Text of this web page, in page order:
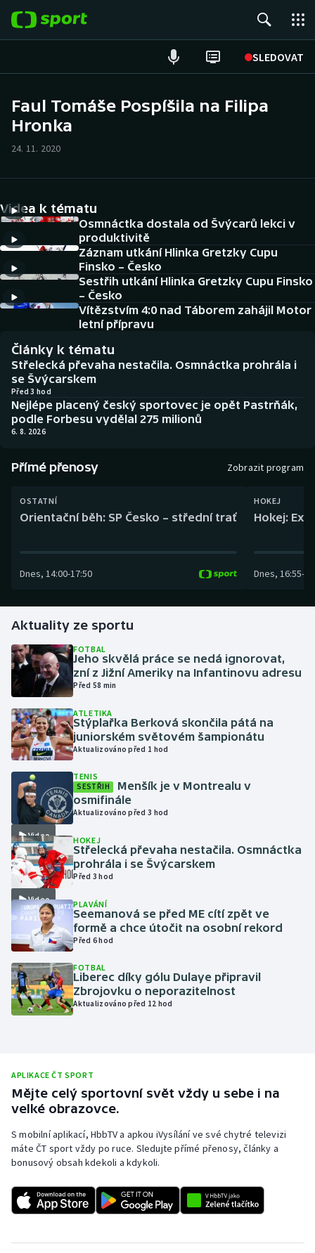
SLEDOVAT
Hokej
Cyklistika
DALŠÍ SPORTY
Americký fotbal
Baseball a softbal
Basketbal
Biatlon
Boby a skeleton
Box
Curling
Golf
Gymnastika
Házená
Jezdectví
Judo
Krasobruslení
Lezení
Lyže a snowboard
Moderní pětiboj
Motorsport
Olympijské hry
Parasport
Ragby
Rychlobruslení
Rychlostní kanoistika
Short track
NEPŘEHLÉDNĚTE
Historické návraty
Aplikace ČT sport
AZ kvíz
Faul Tomáše Pospíšila na Filipa
Hronka
24. 11. 2020
Videa k tématu
Osmnáctka dostala od Švýcarů lekci v
produktivitě
Záznam utkání Hlinka Gretzky Cupu
Finsko – Česko
Sestřih utkání Hlinka Gretzky Cupu Finsko
– Česko
Vítězstvím 4:0 nad Táborem zahájil Motor
letní přípravu
Články k tématu
Střelecká převaha nestačila. Osmnáctka prohrála i
se Švýcarskem
Před 3 hod
Nejlépe placený český sportovec je opět Pastrňák,
podle Forbesu vydělal 275 milionů
6. 8. 2026
Přímé přenosy Zobrazit program
OSTATNÍ
Orientační běh: SP Česko – střední trať
Dnes, 14:00-17:50
HOKEJ
Hokej:
Dnes, 16:55-
Aktuality ze sportu
FOTBAL
Jeho skvělá práce se nedá ignorovat,
zní z Jižní Ameriky na Infantinovu adresu
Před 58 min
ATLETIKA
Stýplařka Berková skončila pátá na
juniorském světovém šampionátu
Aktualizováno před 1 hod
Video
TENIS
SESTŘIH
Menšík je v Montrealu v
osmifinále
Aktualizováno před 3 hod
Video
HOKEJ
Střelecká převaha nestačila. Osmnáctka
prohrála i se Švýcarskem
Před 3 hod
PLAVÁNÍ
Seemanová se před ME cítí zpět ve
formě a chce útočit na osobní rekord
Před 6 hod
FOTBAL
Liberec díky gólu Dulaye připravil
Zbrojovku o neporazitelnost
Aktualizováno před 12 hod
APLIKACE ČT SPORT
Mějte celý sportovní svět vždy u sebe i na
velké obrazovce.
S mobilní aplikací, HbbTV a apkou iVysílání ve své chytré televizi
máte ČT sport vždy po ruce. Sledujte přímé přenosy, články a
bonusový obsah kdekoli a kdykoli.